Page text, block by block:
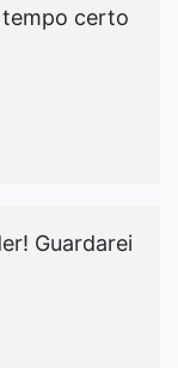
tempo certo
Guardarei